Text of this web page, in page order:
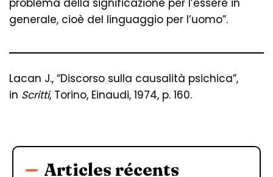
problema della significazione per l’essere in
generale, cioè del linguaggio per l’uomo”.
Lacan J., “Discorso sulla causalità psichica”,
in Scritti, Torino, Einaudi, 1974, p. 160.
Articles récents